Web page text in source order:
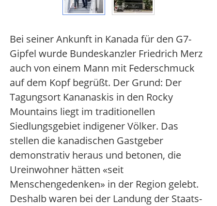
Bei seiner Ankunft in Kanada für den G7-
Gipfel wurde Bundeskanzler Friedrich Merz
auch von einem Mann mit Federschmuck
auf dem Kopf begrüßt. Der Grund: Der
Tagungsort Kananaskis in den Rocky
Mountains liegt im traditionellen
Siedlungsgebiet indigener Völker. Das
stellen die kanadischen Gastgeber
demonstrativ heraus und betonen, die
Ureinwohner hätten «seit
Menschengedenken» in der Region gelebt.
Deshalb waren bei der Landung der Staats-